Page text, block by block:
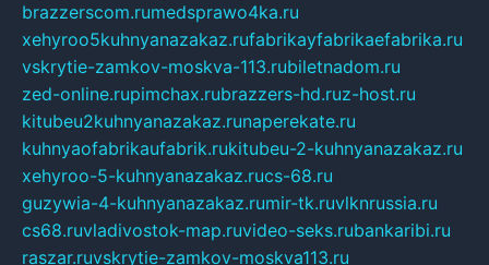
brazzerscom.rumedsprawo4ka.ru
xehyroo5kuhnyanazakaz.rufabrikayfabrikaefabrika.ru
vskrytie-zamkov-moskva-113.rubiletnadom.ru
zed-online.rupimchax.rubrazzers-hd.ruz-host.ru
kitubeu2kuhnyanazakaz.runaperekate.ru
kuhnyaofabrikaufabrik.rukitubeu-2-kuhnyanazakaz.ru
xehyroo-5-kuhnyanazakaz.rucs-68.ru
guzywia-4-kuhnyanazakaz.rumir-tk.ruvlknrussia.ru
cs68.ruvladivostok-map.ruvideo-seks.rubankaribi.ru
raszar.ruvskrytie-zamkov-moskva113.ru